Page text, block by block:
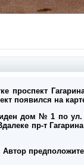
проспект
появился на
дом № 1 по ул.
пр-т
Автор